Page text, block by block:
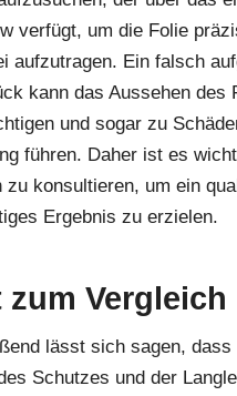
verfügt, um die Folie
aufzutragen. Ein falsch
kann das Aussehen des
und sogar zu
führen. Daher ist es
zu konsultieren, um ein
Ergebnis zu erzielen.
zum Vergleich
lässt sich sagen, dass
Schutzes und der